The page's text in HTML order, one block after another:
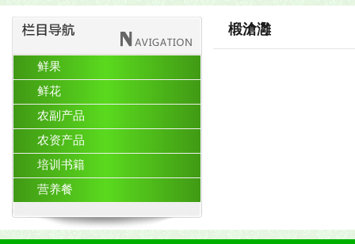
鲜果
鲜花
农副产品
农资产品
培训书籍
营养餐
椴滄灉